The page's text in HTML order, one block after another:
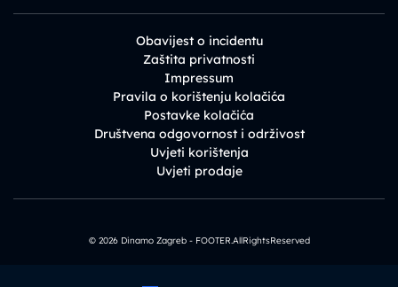
Obavijest o incidentu
Zaštita privatnosti
Impressum
Pravila o korištenju kolačića
Postavke kolačića
Društvena odgovornost i održivost
Uvjeti korištenja
Uvjeti prodaje
© 2026 Dinamo Zagreb - FOOTER.AllRightsReserved